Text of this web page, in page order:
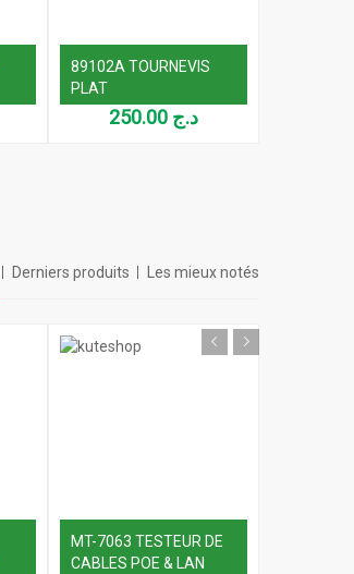
89102A TOURNEVIS
PLAT
د.ج
Derniers produits Les mieux notés
END IN
MT-7063 TESTEUR DE
CABLES POE & LAN